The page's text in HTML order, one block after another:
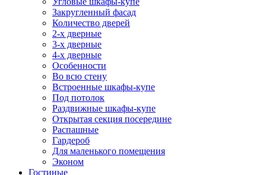
Закругленный фасад
Количество дверей
2-х дверные
3-х дверные
4-х дверные
Особенности
Во всю стену
Встроенные шкафы-купе
Под потолок
Раздвижные шкафы-купе
Открытая секция посередине
Распашные
Гардероб
Для маленького помещения
Эконом
Гостиные